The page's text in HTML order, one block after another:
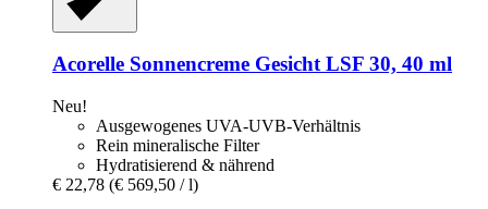
Acorelle Sonnencreme Gesicht LSF 30, 40 ml
Neu!
Ausgewogenes UVA-UVB-Verhältnis
Rein mineralische Filter
Hydratisierend & nährend
€ 22,78 (€ 569,50 / l)